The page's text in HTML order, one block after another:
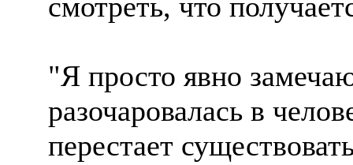
"Я просто явно
разочаровалась в
перестает